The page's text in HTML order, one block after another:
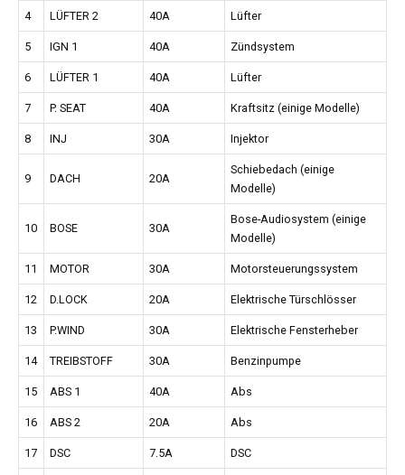
4 LÜFTER 2 40A Lüfter
5 IGN 1 40A Zündsystem
6 LÜFTER 1 40A Lüfter
7 P. SEAT 40A Kraftsitz (einige Modelle)
8 INJ 30A Injektor
9 DACH 20A
Schiebedach (einige
Modelle)
10 BOSE 30A
Bose-Audiosystem (einige
Modelle)
11 MOTOR 30A Motorsteuerungssystem
12 D.LOCK 20A Elektrische Türschlösser
13 P.WIND 30A Elektrische Fensterheber
14 TREIBSTOFF 30A Benzinpumpe
15 ABS 1 40A Abs
16 ABS 2 20A Abs
17 DSC 7.5A DSC